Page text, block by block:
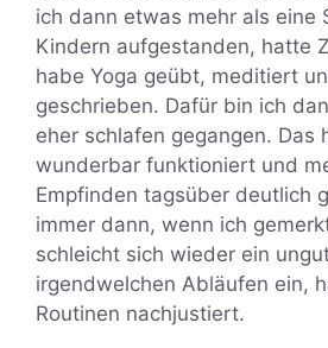
ich dann etwas mehr als eine
Kindern aufgestanden, hatte
habe Yoga geübt, meditiert
geschrieben. Dafür bin ich
eher schlafen gegangen. Das
wunderbar funktioniert und
Empfinden tagsüber deutlich
immer dann, wenn ich
schleicht sich wieder ein
irgendwelchen Abläufen ein,
Routinen nachjustiert.